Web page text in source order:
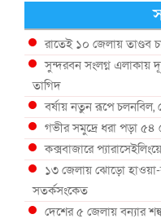
রাতেই ১০ জেলায় তাণ্ডব
সুন্দরবন সংলগ্ন এলাকায়
তাগিদ
বর্ষায় নতুন রূপে
গভীর সমুদ্রে ধরা পড়া
কক্সবাজারে
১৩ জেলায় ঝোড়ো হাওয়া-
সতর্কসংকেত
দেশের ৫ জেলায় বন্যার